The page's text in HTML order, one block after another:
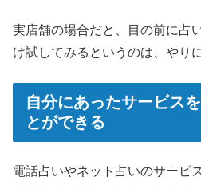
実店舗の場合だと、目の前に占
け試してみるというのは、やり
自分にあったサービス
とができる
電話占いやネット占いのサービ